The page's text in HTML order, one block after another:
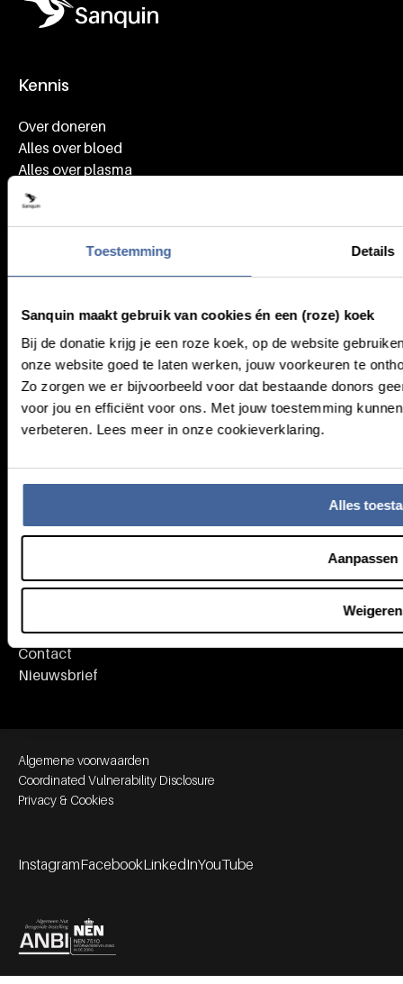
Toestemming Details
Sanquin maakt gebruik van cookies én een (roze) koek
Bij de donatie krijg je een roze koek, op de website
onze website goed te laten werken, jouw voorkeuren te
Zo zorgen we er bijvoorbeeld voor dat bestaande donors
voor jou en efficiënt voor ons. Met jouw toestemming
verbeteren. Lees meer in onze cookieverklaring.
Alles
Aanpassen
Weigeren
Kennis
Over doneren
Alles over bloed
Alles over plasma
Wat we doen
Speciaal voor
Zorgprofessionals
Werken bij Sanquin
Donors
Over Sanquin
Onderwijs
Pers
MijnSanquin
Contact
Nieuwsbrief
Footer bottom navigation
Algemene voorwaarden
Coordinated Vulnerability Disclosure
Privacy & Cookies
InstagramFacebookLinkedInYouTube
Partners